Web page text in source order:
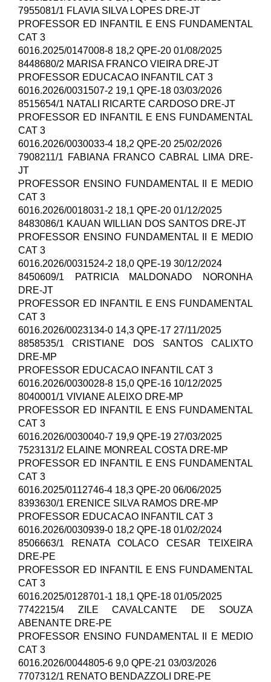
7955081/1 FLAVIA SILVA LOPES DRE-JT
PROFESSOR ED INFANTIL E ENS FUNDAMENTAL
CAT 3
6016.2025/0147008-8 18,2 QPE-20 01/08/2025
8448680/2 MARISA FRANCO VIEIRA DRE-JT
PROFESSOR EDUCACAO INFANTIL CAT 3
6016.2026/0031507-2 19,1 QPE-18 03/03/2026
8515654/1 NATALI RICARTE CARDOSO DRE-JT
PROFESSOR ED INFANTIL E ENS FUNDAMENTAL
CAT 3
6016.2026/0030033-4 18,2 QPE-20 25/02/2026
7908211/1 FABIANA FRANCO CABRAL LIMA DRE-
JT
PROFESSOR ENSINO FUNDAMENTAL II E MEDIO
CAT 3
6016.2026/0018031-2 18,1 QPE-20 01/12/2025
8483086/1 KAUAN WILLIAN DOS SANTOS DRE-JT
PROFESSOR ENSINO FUNDAMENTAL II E MEDIO
CAT 3
6016.2026/0031524-2 18,0 QPE-19 30/12/2024
8450609/1 PATRICIA MALDONADO NORONHA
DRE-JT
PROFESSOR ED INFANTIL E ENS FUNDAMENTAL
CAT 3
6016.2026/0023134-0 14,3 QPE-17 27/11/2025
8858535/1 CRISTIANE DOS SANTOS CALIXTO
DRE-MP
PROFESSOR EDUCACAO INFANTIL CAT 3
6016.2026/0030028-8 15,0 QPE-16 10/12/2025
8040001/1 VIVIANE ALEIXO DRE-MP
PROFESSOR ED INFANTIL E ENS FUNDAMENTAL
CAT 3
6016.2026/0030040-7 19,9 QPE-19 27/03/2025
7523131/2 ELAINE MONREAL COSTA DRE-MP
PROFESSOR ED INFANTIL E ENS FUNDAMENTAL
CAT 3
6016.2025/0112746-4 18,3 QPE-20 06/06/2025
8393630/1 ERENICE SILVA RAMOS DRE-MP
PROFESSOR EDUCACAO INFANTIL CAT 3
6016.2026/0030939-0 18,2 QPE-18 01/02/2024
8506663/1 RENATA COLACO CESAR TEIXEIRA
DRE-PE
PROFESSOR ED INFANTIL E ENS FUNDAMENTAL
CAT 3
6016.2025/0128701-1 18,1 QPE-18 01/05/2025
7742215/4 ZILE CAVALCANTE DE SOUZA
ABENANTE DRE-PE
PROFESSOR ENSINO FUNDAMENTAL II E MEDIO
CAT 3
6016.2026/0044805-6 9,0 QPE-21 03/03/2026
7707312/1 RENATO BENDAZZOLI DRE-PE